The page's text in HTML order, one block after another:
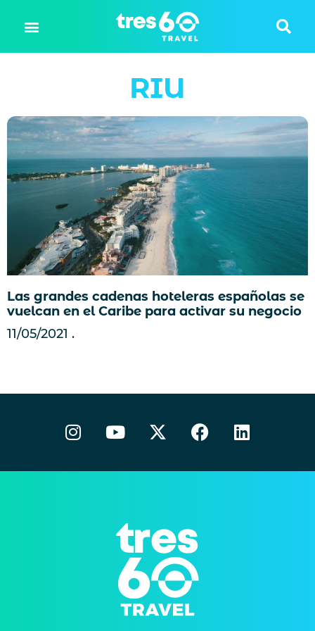
RIU
Las grandes cadenas hoteleras españolas se
vuelcan en el Caribe para activar su negocio
11/05/2021